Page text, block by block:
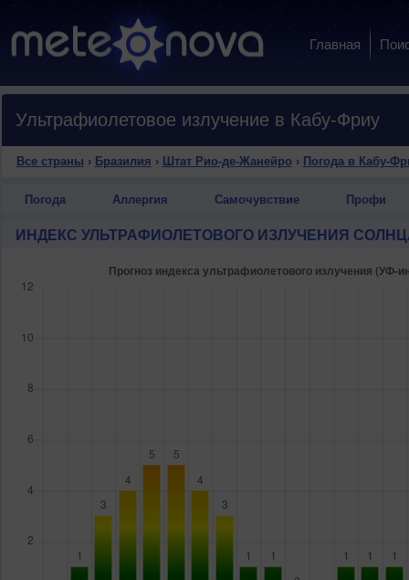
Главная
Ультрафиолетовое излучение в Кабу-Фриу
Все страны › Бразилия › Штат Рио-де-Жанейро › Погода в Кабу-
Погода Аллергия Самочувствие Профи
ИНДЕКС УЛЬТРАФИОЛЕТОВОГО ИЗЛУЧЕНИЯ